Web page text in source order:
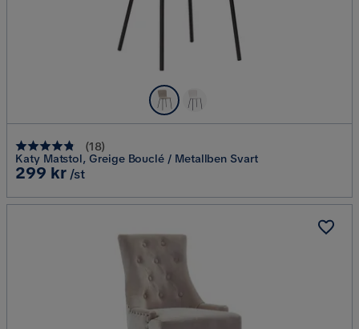
(18)
Katy Matstol, Greige Bouclé / Metallben Svart
Pris
299 kr /st